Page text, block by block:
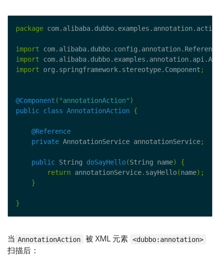
package com.alibaba.dubbo.examples.annotation.action
import com.alibaba.dubbo.config.annotation.Reference
import
import org.springframework.stereotype.Component ;
@Component ( "annotationAction" )
public class AnnotationAction {
@Reference
private AnnotationService annotationService;
public String doSayHello(String name)
{
return annotationService. sayHello(name);
}
}
当 AnnotationAction 被 XML 元素 <dubbo:annotation>
扫描后：